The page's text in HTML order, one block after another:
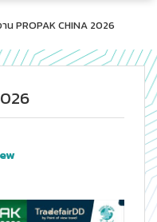
น PROPAK CHINA 2026